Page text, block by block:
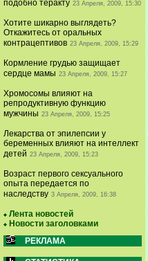
подобно теракту 23 Апреля, 2009, 15:30
Хотите шикарно выглядеть?
Откажитесь от оральных
контрацептивов 23 Апреля, 2009, 15:29
Кормление грудью защищает
сердце мамы 23 Апреля, 2009, 15:27
Хромосомы влияют на
репродуктивную функцию
мужчины 23 Апреля, 2009, 15:25
Лекарства от эпилепсии у
беременных влияют на интеллект
детей 23 Апреля, 2009, 15:23
Возраст первого сексуального
опыта передается по
наследству 3 Апреля, 2009, 16:38
Лента новостей
Новости заголовками
РЕКЛАМА